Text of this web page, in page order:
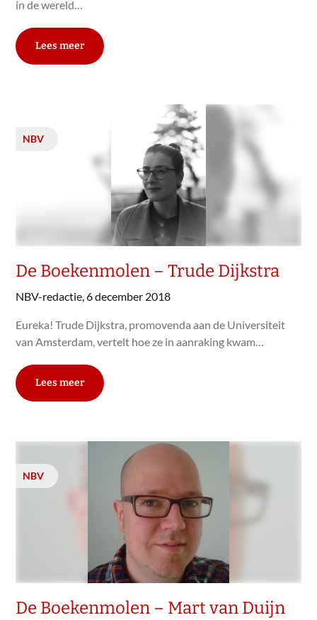
in de wereld…
Lees meer
NBV
De Boekenmolen – Trude Dijkstra
NBV-redactie,6 december 2018
Eureka! Trude Dijkstra, promovenda aan de Universiteit
van Amsterdam, vertelt hoe ze in aanraking kwam…
Lees meer
NBV
De Boekenmolen – Mart van Duijn